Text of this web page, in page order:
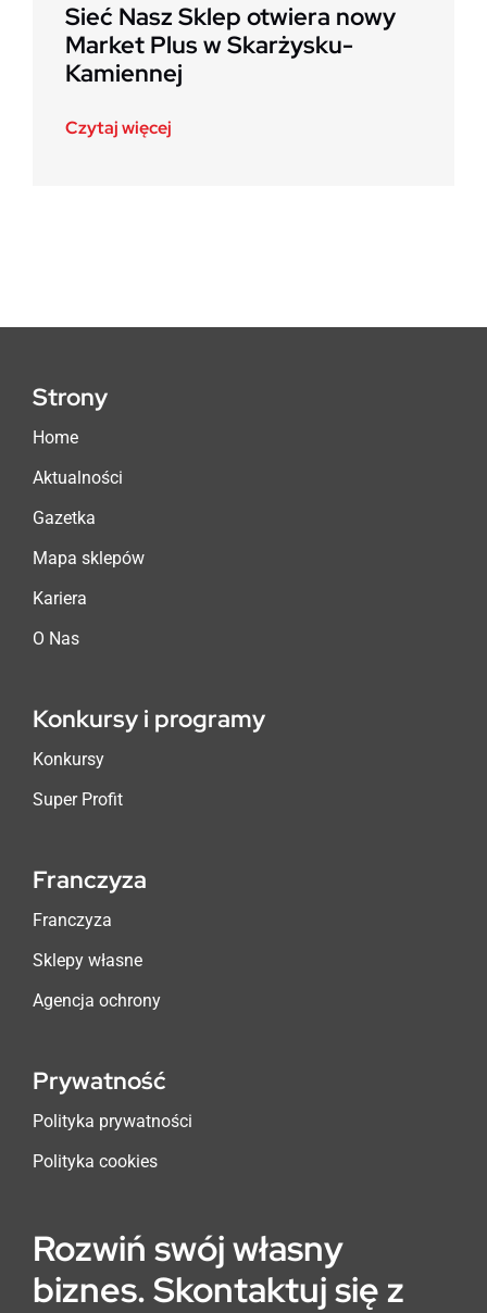
Sieć Nasz Sklep otwiera nowy
Market Plus w Skarżysku-
Kamiennej
Czytaj więcej
Strony
Home
Aktualności
Gazetka
Mapa sklepów
Kariera
O Nas
Konkursy i programy
Konkursy
Super Profit
Franczyza
Franczyza
Sklepy własne
Agencja ochrony
Prywatność
Polityka prywatności
Polityka cookies
Rozwiń swój własny
biznes. Skontaktuj się z